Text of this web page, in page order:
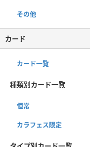
その他
カード
カード一覧
種類別カード一覧
恒常
カラフェス限定